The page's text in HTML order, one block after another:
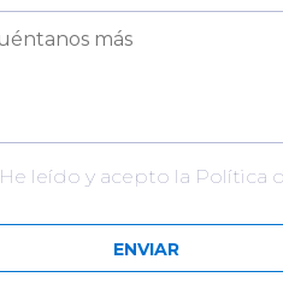
He leído y acepto la Política